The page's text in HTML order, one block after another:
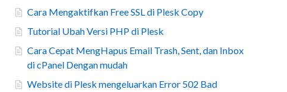
Cara Mengaktifkan Free SSL di Plesk Copy
Tutorial Ubah Versi PHP di Plesk
Cara Cepat MengHapus Email Trash, Sent, dan Inbox
di cPanel Dengan mudah
Website di Plesk mengeluarkan Error 502 Bad